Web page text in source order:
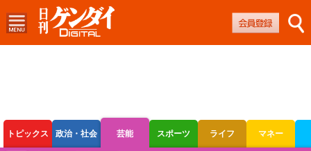
トピックス 政治・社会 芸能 スポーツ ライフ マネー